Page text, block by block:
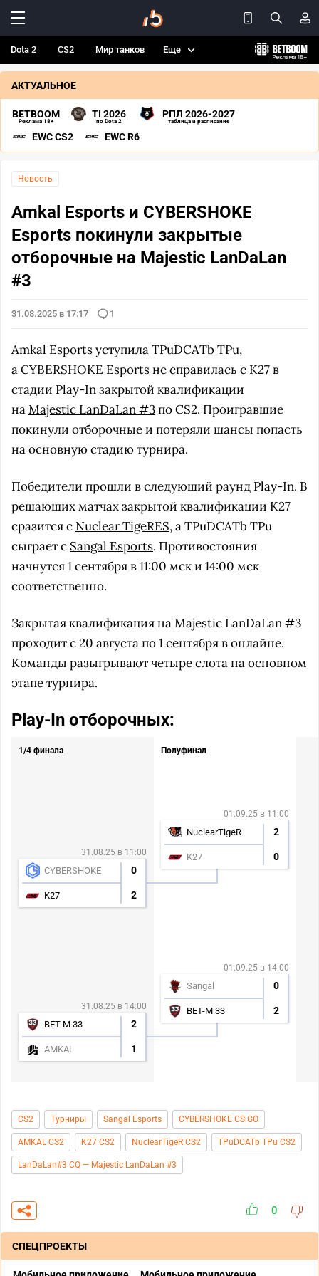
Dota 2 CS2 Мир танков Еще
АКТУАЛЬНОЕ
BETBOOM
Реклама 18+
TI 2026
по Dota 2
РПЛ 2026-2027
таблица и расписание
EWC CS2 EWC R6
Новость
Amkal Esports и CYBERSHOKE
Esports покинули закрытые
отборочные на Majestic LanDaLan
#3
31.08.2025 в 17:17 1
Amkal EsportsуступилаTPuDCATb TPu,
аCYBERSHOKE Esportsне справилась с K27в
стадии Play-In закрытой квалификации
наMajestic LanDaLan #3по CS2. Проигравшие
покинули отборочные и потеряли шансы попасть
на основную стадию турнира.
Победители прошли в следующий раунд Play-In. В
решающих матчах закрытой квалификации K27
сразится с Nuclear TigeRES, а TPuDCATb TPu
сыграет с Sangal Esports. Противостояния
начнутся 1 сентября в 11:00 мск и 14:00 мск
соответственно.
Закрытая квалификация на Majestic LanDaLan #3
проходит с 20 августа по 1 сентября в онлайне.
Команды разыгрывают четыре слота на основном
этапе турнира.
Play-In отборочных:
1/4 финала
31.08.25 в 11:00
CYBERSHOKE 0
K27 2
31.08.25 в 14:00
BET-M 33 2
AMKAL 1
Полуфинал
01.09.25 в 11:00
NuclearTigeR 2
K27 0
01.09.25 в 14:00
Sangal 0
BET-M 33 2
CS2 Турниры Sangal Esports CYBERSHOKE CS:GO
AMKAL CS2 K27 CS2 NuclearTigeR CS2 TPuDCATb TPu CS2
LanDaLan#3 CQ — Majestic LanDaLan #3
0
СПЕЦПРОЕКТЫ